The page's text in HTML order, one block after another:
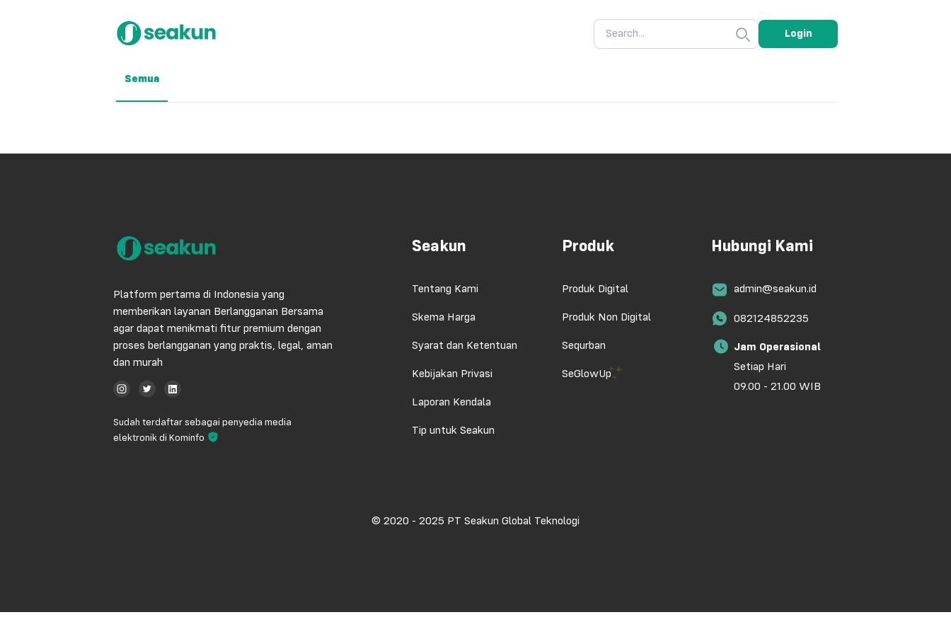
Login
Semua
Platform pertama di Indonesia yang
memberikan layanan Berlangganan Bersama
agar dapat menikmati fitur premium dengan
proses berlangganan yang praktis, legal, aman
dan murah
Sudah terdaftar sebagai penyedia media
elektronik di Kominfo
Seakun
Tentang Kami
Skema Harga
Syarat dan Ketentuan
Kebijakan Privasi
Laporan Kendala
Tip untuk Seakun
Produk
Produk Digital
Produk Non Digital
Sequrban
SeGlowUp
Hubungi Kami
admin@seakun.id
082124852235
Jam Operasional
Setiap Hari
09.00 - 21.00 WIB
© 2020 - 2025 PT Seakun Global Teknologi